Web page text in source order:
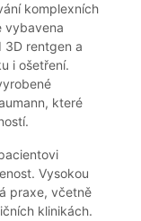
komplexních
vybavena
3D rentgen a
i ošetření.
které
Vysokou
praxe, včetně
klinikách.